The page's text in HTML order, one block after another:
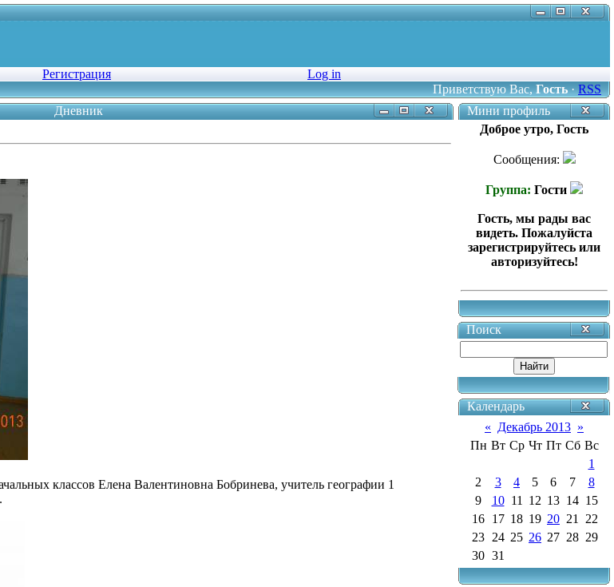
Регистрация
Log in
Приветствую Вас,Гость·RSS
Дневник
классов Елена Валентиновна Бобринева, учитель географии 1
Мини профиль
Доброе утро, Гость
Сообщения:
Группа: Гости
Гость, мы рады вас
видеть. Пожалуйста
зарегистрируйтесь или
авторизуйтесь!
Поиск
Календарь
« Декабрь 2013 »
Пн Вт Ср Чт Пт Сб Вс
1
2
3 4 5 6 7
8
9
10 11 12 13 14 15
16 17 18 19 20 21
22
23 24 25 26 27 28 29
30 31